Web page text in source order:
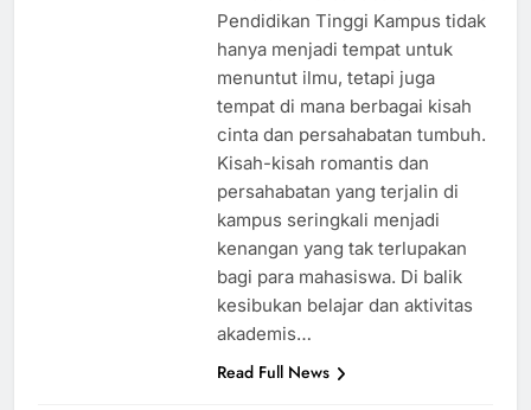
Cinta dan Persahabatan di Dunia
Pendidikan Tinggi Kampus tidak
hanya menjadi tempat untuk
menuntut ilmu, tetapi juga
tempat di mana berbagai kisah
cinta dan persahabatan tumbuh.
Kisah-kisah romantis dan
persahabatan yang terjalin di
kampus seringkali menjadi
kenangan yang tak terlupakan
bagi para mahasiswa. Di balik
kesibukan belajar dan aktivitas